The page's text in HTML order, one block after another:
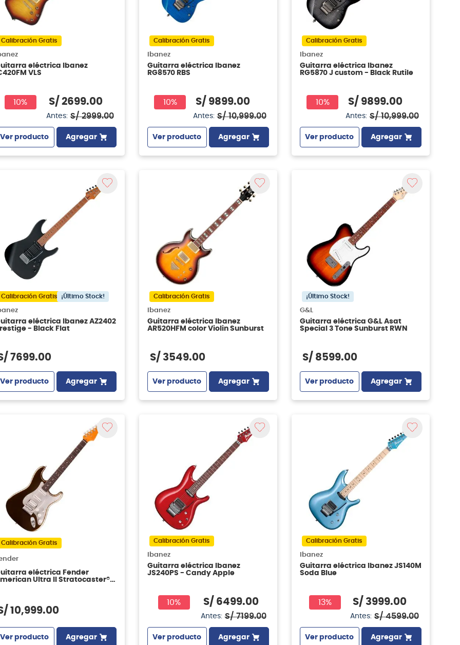
Calibración Gratis
eléctrica Ibanez
VLS
10% S/ 2699.00
Antes: S/ 2999.00
Ver producto Agregar
Calibración Gratis
Ibanez
Guitarra eléctrica Ibanez
RG8570 RBS
10% S/ 9899.00
Antes: S/ 10,999.00
Ver producto Agregar
Calibración Gratis
Ibanez
Guitarra eléctrica Ibanez
RG5870 J custom - Black Rutile
10% S/ 9899.00
Antes: S/ 10,999.00
Ver producto Agregar
Calibración Gratis ¡Último Stock!
eléctrica Ibanez AZ2402
- Black Flat
7699.00
Ver producto Agregar
Calibración Gratis
Ibanez
Guitarra eléctrica Ibanez
AR520HFM color Violin Sunburst
S/ 3549.00
Ver producto Agregar
¡Último Stock!
G&L
Guitarra eléctrica G&L Asat
Special 3 Tone Sunburst RWN
S/ 8599.00
Ver producto Agregar
Calibración Gratis
eléctrica Fender
Ultra II Stratocaster®
10,999.00
Ver producto Agregar
Calibración Gratis
Ibanez
Guitarra eléctrica Ibanez
JS240PS - Candy Apple
10% S/ 6499.00
Antes: S/ 7199.00
Ver producto Agregar
Calibración Gratis
Ibanez
Guitarra eléctrica Ibanez JS140M
Soda Blue
13% S/ 3999.00
Antes: S/ 4599.00
Ver producto Agregar